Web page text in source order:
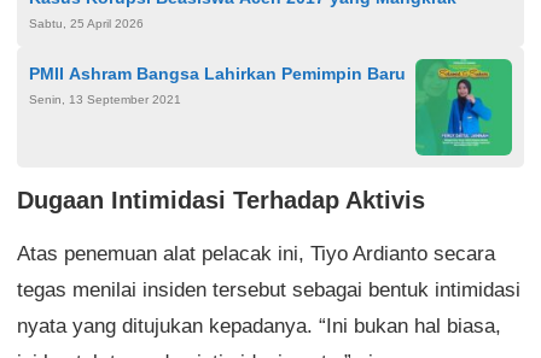
Sabtu, 25 April 2026
PMII Ashram Bangsa Lahirkan Pemimpin Baru
Senin, 13 September 2021
Dugaan Intimidasi Terhadap Aktivis
Atas penemuan alat pelacak ini, Tiyo Ardianto secara
tegas menilai insiden tersebut sebagai bentuk intimidasi
nyata yang ditujukan kepadanya. “Ini bukan hal biasa,